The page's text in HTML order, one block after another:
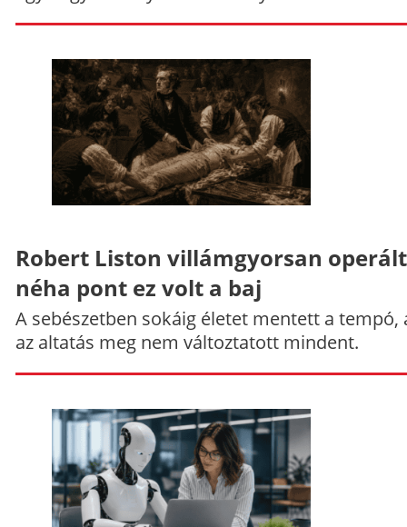
Robert Liston villámgyorsan
néha pont ez volt a baj
A sebészetben sokáig életet mentett a tempó,
az altatás meg nem változtatott mindent.